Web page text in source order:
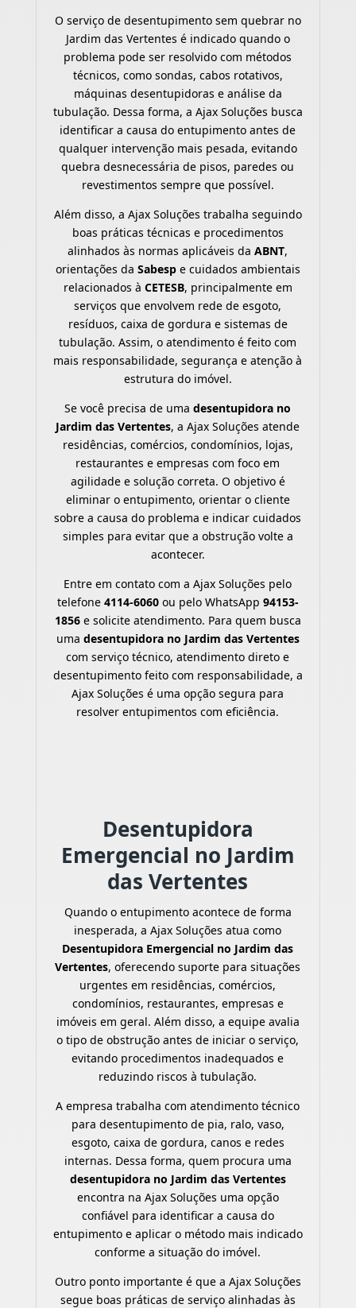
O serviço de desentupimento sem quebrar no
Jardim das Vertentes é indicado quando o
problema pode ser resolvido com métodos
técnicos, como sondas, cabos rotativos,
máquinas desentupidoras e análise da
tubulação. Dessa forma, a Ajax Soluções busca
identificar a causa do entupimento antes de
qualquer intervenção mais pesada, evitando
quebra desnecessária de pisos, paredes ou
revestimentos sempre que possível.
Além disso, a Ajax Soluções trabalha seguindo
boas práticas técnicas e procedimentos
alinhados às normas aplicáveis daABNT,
orientações da Sabespe cuidados ambientais
relacionados à CETESB, principalmente em
serviços que envolvem rede de esgoto,
resíduos, caixa de gordura e sistemas de
tubulação. Assim, o atendimento é feito com
mais responsabilidade, segurança e atenção à
estrutura do imóvel.
Se você precisa de umadesentupidora no
Jardim das Vertentes, a Ajax Soluções atende
residências, comércios, condomínios, lojas,
restaurantes e empresas com foco em
agilidade e solução correta. O objetivo é
eliminar o entupimento, orientar o cliente
sobre a causa do problema e indicar cuidados
simples para evitar que a obstrução volte a
acontecer.
Entre em contato com a Ajax Soluções pelo
telefone 4114-6060ou pelo WhatsApp 94153-
1856e solicite atendimento. Para quem busca
uma desentupidora no Jardim das Vertentes
com serviço técnico, atendimento direto e
desentupimento feito com responsabilidade, a
Ajax Soluções é uma opção segura para
resolver entupimentos com eficiência.
Desentupidora
Emergencial no Jardim
das Vertentes
Quando o entupimento acontece de forma
inesperada, a Ajax Soluções atua como
Desentupidora Emergencial no Jardim das
Vertentes, oferecendo suporte para situações
urgentes em residências, comércios,
condomínios, restaurantes, empresas e
imóveis em geral. Além disso, a equipe avalia
o tipo de obstrução antes de iniciar o serviço,
evitando procedimentos inadequados e
reduzindo riscos à tubulação.
A empresa trabalha com atendimento técnico
para desentupimento de pia, ralo, vaso,
esgoto, caixa de gordura, canos e redes
internas. Dessa forma, quem procura uma
desentupidora no Jardim das Vertentes
encontra na Ajax Soluções uma opção
confiável para identificar a causa do
entupimento e aplicar o método mais indicado
conforme a situação do imóvel.
Outro ponto importante é que a Ajax Soluções
segue boas práticas de serviço alinhadas às